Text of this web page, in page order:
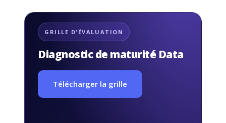
GRILLE D'ÉVALUATION
Diagnostic de maturité Data
Télécharger la grille